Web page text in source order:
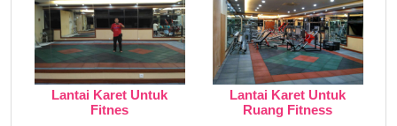
Lantai Karet Untuk
Fitnes
Lantai Karet Untuk
Ruang Fitness